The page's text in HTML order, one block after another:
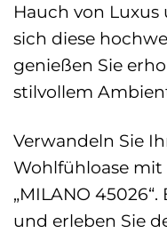
Hauch von Luxus
sich diese
genießen Sie
stilvollem
Verwandeln Sie
Wohlfühloase
„MILANO
und erleben Sie